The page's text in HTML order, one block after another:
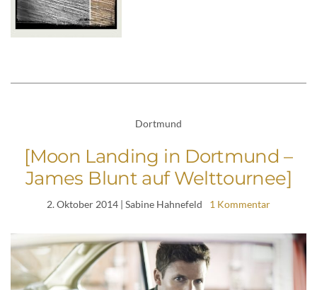
Dortmund
[Moon Landing in Dortmund –
James Blunt auf Welttournee]
2. Oktober 2014 | Sabine Hahnefeld 1 Kommentar